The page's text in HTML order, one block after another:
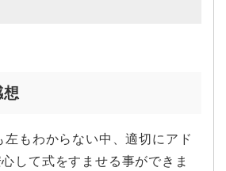
左もわからない中、適切にアド
して式をすませる事ができま